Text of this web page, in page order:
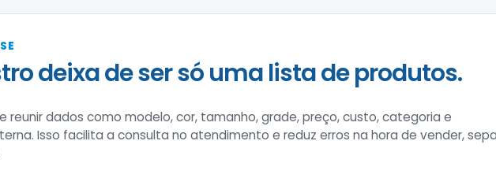
deixa de ser só uma lista de produtos.
reunir dados como modelo, cor, tamanho, grade, preço, custo, categoria e
Isso facilita a consulta no atendimento e reduz erros na hora de vender,